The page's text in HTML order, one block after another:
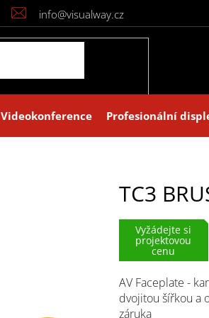
info@visualway.cz
Videokonference Profesionální
AV Faceplate -
dvojitou šířkou a
záruka
TC3
Vyžádejte si
projektovou
cenu